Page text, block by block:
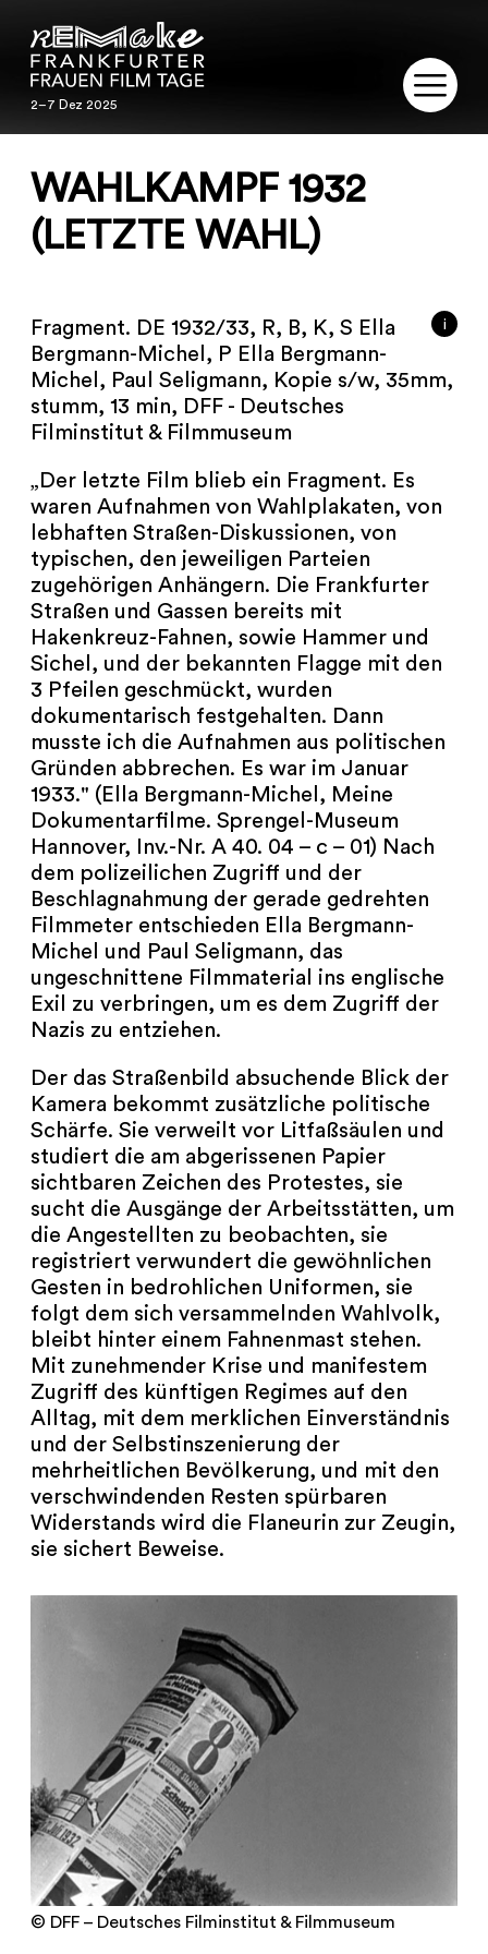
2–7 Dez 2025
2–7 Dez 2025
PROGRAMM
PUBLIKATIONEN
RESTAURIERUNG
KONTAKT
NEWSLETTER
PRESSE
IMPRESSUM
ARCHIV
de en COOKIES
WAHLKAMPF 1932
(LETZTE WAHL)
i
Fragment. DE 1932/33, R, B, K, S Ella
Bergmann-Michel, P Ella Bergmann-
Michel, Paul Seligmann, Kopie s/w, 35mm,
stumm, 13 min, DFF - Deutsches
Filminstitut & Filmmuseum
„Der letzte Film blieb ein Fragment. Es
waren Aufnahmen von Wahlplakaten, von
lebhaften Straßen-Diskussionen, von
typischen, den jeweiligen Parteien
zugehörigen Anhängern. Die Frankfurter
Straßen und Gassen bereits mit
Hakenkreuz-Fahnen, sowie Hammer und
Sichel, und der bekannten Flagge mit den
3 Pfeilen geschmückt, wurden
dokumentarisch festgehalten. Dann
musste ich die Aufnahmen aus politischen
Gründen abbrechen. Es war im Januar
1933." (Ella Bergmann-Michel, Meine
Dokumentarfilme. Sprengel-Museum
Hannover, Inv.-Nr. A 40. 04 – c – 01) Nach
dem polizeilichen Zugriff und der
Beschlagnahmung der gerade gedrehten
Filmmeter entschieden Ella Bergmann-
Michel und Paul Seligmann, das
ungeschnittene Filmmaterial ins englische
Exil zu verbringen, um es dem Zugriff der
Nazis zu entziehen.
Der das Straßenbild absuchende Blick der
Kamera bekommt zusätzliche politische
Schärfe. Sie verweilt vor Litfaßsäulen und
studiert die am abgerissenen Papier
sichtbaren Zeichen des Protestes, sie
sucht die Ausgänge der Arbeitsstätten, um
die Angestellten zu beobachten, sie
registriert verwundert die gewöhnlichen
Gesten in bedrohlichen Uniformen, sie
folgt dem sich versammelnden Wahlvolk,
bleibt hinter einem Fahnenmast stehen.
Mit zunehmender Krise und manifestem
Zugriff des künftigen Regimes auf den
Alltag, mit dem merklichen Einverständnis
und der Selbstinszenierung der
mehrheitlichen Bevölkerung, und mit den
verschwindenden Resten spürbaren
Widerstands wird die Flaneurin zur Zeugin,
sie sichert Beweise.
© DFF – Deutsches Filminstitut & Filmmuseum